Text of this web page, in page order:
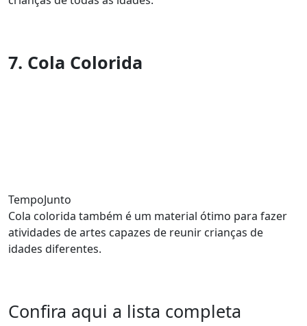
7. Cola Colorida
TempoJunto
Cola colorida também é um material ótimo para fazer
atividades de artes capazes de reunir crianças de
idades diferentes.
Confira aqui a lista completa